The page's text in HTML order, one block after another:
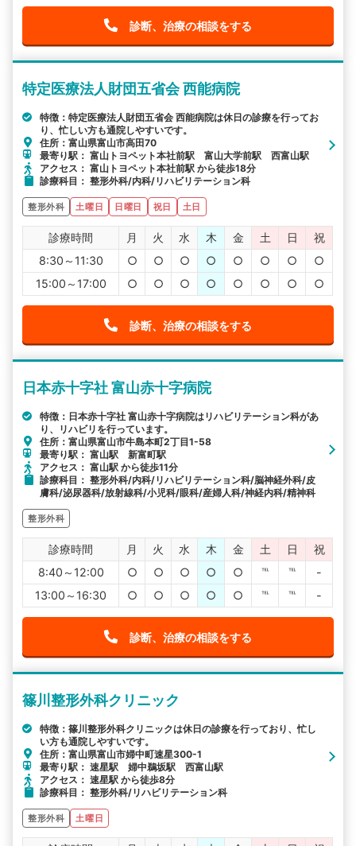
診断、治療の相談をする
特定医療法人財団五省会 西能病院
特徴：特定医療法人財団五省会 西能病院は休日の診療を行ってお
り、忙しい方も通院しやすいです。
住所：富山県富山市高田70
最寄り駅： 富山トヨペット本社前駅 富山大学前駅 西富山駅
アクセス： 富山トヨペット本社前駅 から徒歩18分
診療科目： 整形外科/内科/リハビリテーション科
整形外科 土曜日 日曜日 祝日 土日
診療時間 月 火 水 木 金 土 日
祝
8:30～11:30
○ ○ ○ ○ ○ ○ ○
○
15:00～17:00
○ ○ ○ ○ ○ ○ ○ ○
診断、治療の相談をする
日本赤十字社 富山赤十字病院
特徴：日本赤十字社 富山赤十字病院はリハビリテーション科があ
り、リハビリを行っています。
住所：富山県富山市牛島本町2丁目1-58
最寄り駅： 富山駅 新富町駅
アクセス： 富山駅 から徒歩11分
診療科目： 整形外科/内科/リハビリテーション科/脳神経外科/皮
膚科/泌尿器科/放射線科/小児科/眼科/産婦人科/神経内科/精神科
整形外科
診療時間 月 火 水 木 金 土 日
祝
8:40～12:00
○ ○ ○ ○ ○ ℡ ℡
-
13:00～16:30
○ ○ ○ ○ ○ ℡ ℡ -
診断、治療の相談をする
篠川整形外科クリニック
特徴：篠川整形外科クリニックは休日の診療を行っており、忙し
い方も通院しやすいです。
住所：富山県富山市婦中町速星300-1
最寄り駅： 速星駅 婦中鵜坂駅 西富山駅
アクセス： 速星駅 から徒歩8分
診療科目： 整形外科/リハビリテーション科
整形外科 土曜日